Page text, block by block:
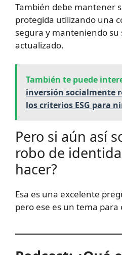
También debe mantener
protegida utilizando una
segura y manteniendo
actualizado.
También te puede
inversión socialmente
los criterios ESG para
Pero si aún así
robo de
hacer?
Esa es una excelente
pero ese es un tema